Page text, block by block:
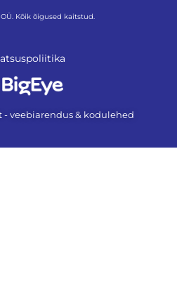
Kõik õigused kaitstud.
- veebiarendus & kodulehed